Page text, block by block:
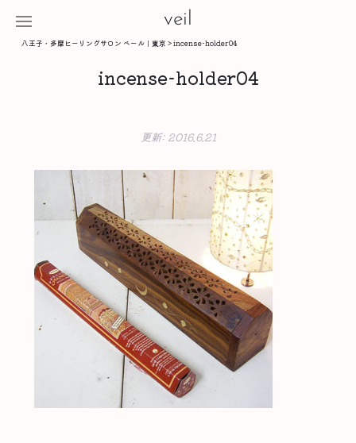
veil
八王子・多摩ヒーリングサロン ベール｜東京 >incense-holder04
incense-holder04
更新: 2016.6.21